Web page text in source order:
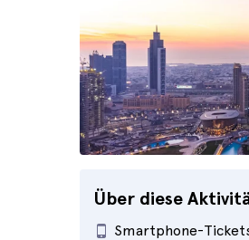
Über diese
Smartphone-